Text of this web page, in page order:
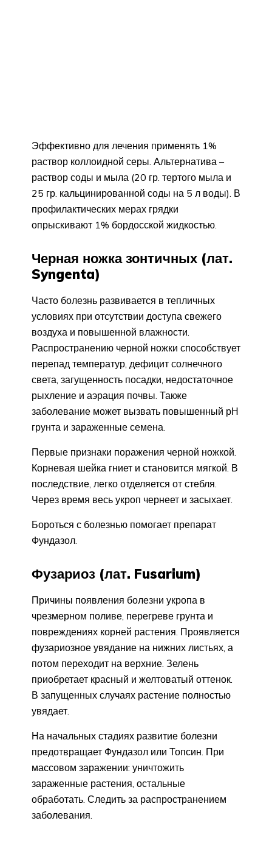
Эффективно для лечения применять 1%
раствор коллоидной серы. Альтернатива –
раствор соды и мыла (20 гр. тертого мыла и
25 гр. кальцинированной соды на 5 л воды). В
профилактических мерах грядки
опрыскивают 1% бордосской жидкостью.
Черная ножка зонтичных (лат.
Syngenta)
Часто болезнь развивается в тепличных
условиях при отсутствии доступа свежего
воздуха и повышенной влажности.
Распространению черной ножки способствует
перепад температур, дефицит солнечного
света, загущенность посадки, недостаточное
рыхление и аэрация почвы. Также
заболевание может вызвать повышенный рН
грунта и зараженные семена.
Первые признаки поражения черной ножкой.
Корневая шейка гниет и становится мягкой. В
последствие, легко отделяется от стебля.
Через время весь укроп чернеет и засыхает.
Бороться с болезнью помогает препарат
Фундазол.
Фузариоз (лат. Fusarium)
Причины появления болезни укропа в
чрезмерном поливе, перегреве грунта и
повреждениях корней растения. Проявляется
фузариозное увядание на нижних листьях, а
потом переходит на верхние. Зелень
приобретает красный и желтоватый оттенок.
В запущенных случаях растение полностью
увядает.
На начальных стадиях развитие болезни
предотвращает Фундазол или Топсин. При
массовом заражении: уничтожить
зараженные растения, остальные
обработать. Следить за распространением
заболевания.